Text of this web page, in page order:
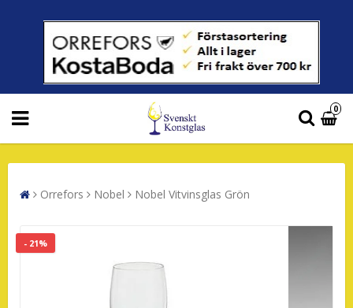
0
Orrefors Nobel Nobel Vitvinsglas Grön
- 21%